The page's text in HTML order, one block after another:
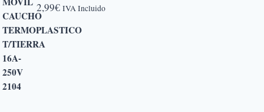
2,99€ IVA Incluido